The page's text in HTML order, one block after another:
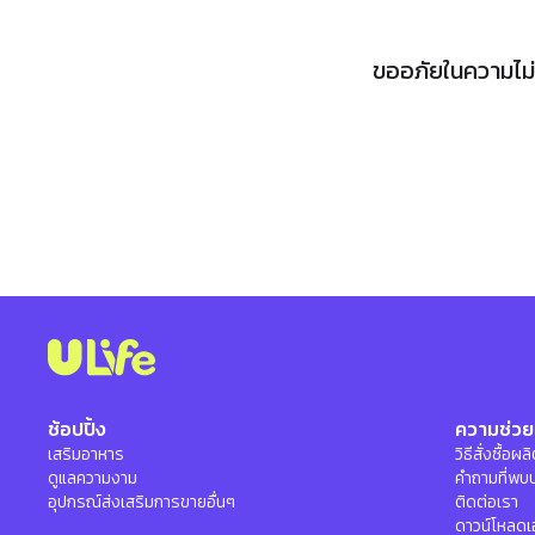
ขออภัยในความ
ช้อปปิ้ง
เสริมอาหาร
ดูแลความงาม
อุปกรณ์ส่งเสริมการขายอื่นๆ
ความช่ว
วิธีสั่งซื้อผ
คำถามที่พบ
ติดต่อเรา
ดาวน์โหลด